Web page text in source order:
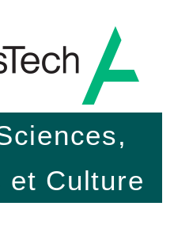
et Culture